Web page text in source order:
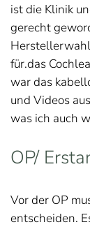
ist die Klinik
gerecht
für.das
war das
und Videos
was ich auch
OP/
Vor der OP
entscheiden.